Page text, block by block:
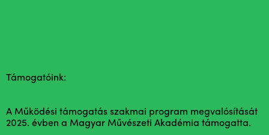
Támogatóink:
A Működési támogatás szakmai program megvalósítását
2025. évben a Magyar Művészeti Akadémia támogatta.